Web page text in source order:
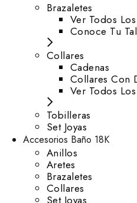
Brazaletes
Ver Todos
Conoce Tu
Collares
Cadenas
Collares Con
Ver Todos
Tobilleras
Set Joyas
Accesorios Baño 18K
Anillos
Aretes
Brazaletes
Collares
Set Joyas